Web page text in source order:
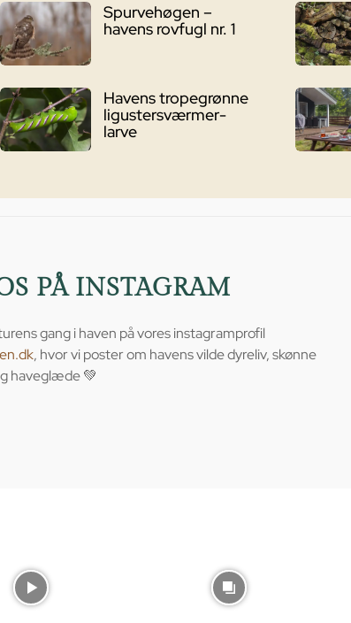
Spurvehøgen –
havens rovfugl nr. 1
Havens tropegrønne
ligustersværmer-
larve
PÅ INSTAGRAM
gang i haven på vores instagramprofil
, hvor vi poster om havens vilde dyreliv, skønne
haveglæde 💚